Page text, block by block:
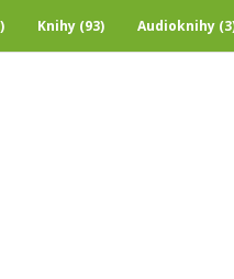
Knihy (93) Audioknihy